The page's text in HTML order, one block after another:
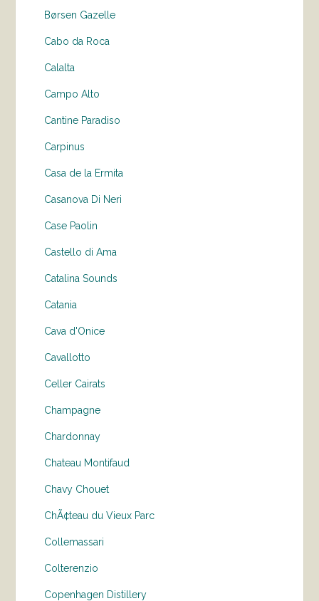
Børsen Gazelle
Cabo da Roca
Calalta
Campo Alto
Cantine Paradiso
Carpinus
Casa de la Ermita
Casanova Di Neri
Case Paolin
Castello di Ama
Catalina Sounds
Catania
Cava d'Onice
Cavallotto
Celler Cairats
Champagne
Chardonnay
Chateau Montifaud
Chavy Chouet
ChÃ¢teau du Vieux Parc
Collemassari
Colterenzio
Copenhagen Distillery